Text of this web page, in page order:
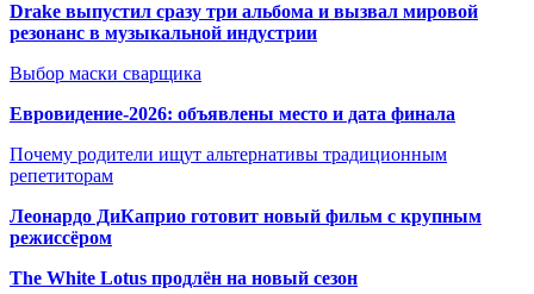
Drake выпустил сразу три альбома и вызвал мировой
резонанс в музыкальной индустрии
Выбор маски сварщика
Евровидение-2026: объявлены место и дата финала
Почему родители ищут альтернативы традиционным
репетиторам
Леонардо ДиКаприо готовит новый фильм с крупным
режиссёром
The White Lotus продлён на новый сезон